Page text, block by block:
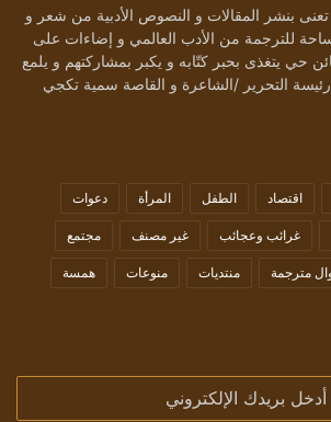
تعنى بنشر المقالات و النصوص الأدبية من شعر و
للترجمة من الأدب العالمي و إضاءات على
حي يتغذى بحبر كتّابه و يكبر بمشاركتهم و يلمع
التحرير /الشاعرة و القاصة سمية تكجي
اقتصاد الطفل المرأة دعوات
غرائب وعجائب غير مصنف مجتمع
مترجمة منتديات منوعات همسة